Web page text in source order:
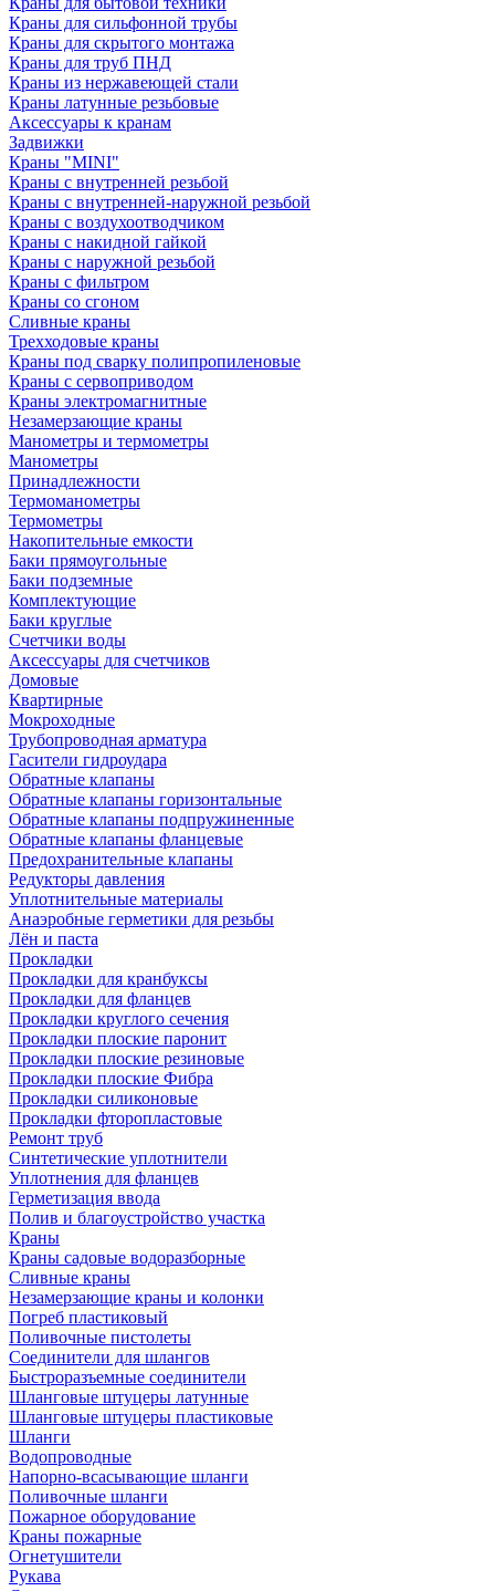
Краны для сильфонной трубы
Краны для скрытого монтажа
Краны для труб ПНД
Краны из нержавеющей стали
Краны латунные резьбовые
Аксессуары к кранам
Задвижки
Краны "MINI"
Краны с внутренней резьбой
Краны с внутренней-наружной резьбой
Краны с воздухоотводчиком
Краны с накидной гайкой
Краны с наружной резьбой
Краны с фильтром
Краны со сгоном
Сливные краны
Трехходовые краны
Краны под сварку полипропиленовые
Краны с сервоприводом
Краны электромагнитные
Незамерзающие краны
Манометры и термометры
Манометры
Принадлежности
Термоманометры
Термометры
Накопительные емкости
Баки прямоугольные
Баки подземные
Комплектующие
Баки круглые
Счетчики воды
Аксессуары для счетчиков
Домовые
Квартирные
Мокроходные
Трубопроводная арматура
Гасители гидроудара
Обратные клапаны
Обратные клапаны горизонтальные
Обратные клапаны подпружиненные
Обратные клапаны фланцевые
Предохранительные клапаны
Редукторы давления
Уплотнительные материалы
Анаэробные герметики для резьбы
Лён и паста
Прокладки
Прокладки для кранбуксы
Прокладки для фланцев
Прокладки круглого сечения
Прокладки плоские паронит
Прокладки плоские резиновые
Прокладки плоские Фибра
Прокладки силиконовые
Прокладки фторопластовые
Ремонт труб
Синтетические уплотнители
Уплотнения для фланцев
Герметизация ввода
Полив и благоустройство участка
Краны
Краны садовые водоразборные
Сливные краны
Незамерзающие краны и колонки
Погреб пластиковый
Поливочные пистолеты
Соединители для шлангов
Быстроразъемные соединители
Шланговые штуцеры латунные
Шланговые штуцеры пластиковые
Шланги
Водопроводные
Напорно-всасывающие шланги
Поливочные шланги
Пожарное оборудование
Краны пожарные
Огнетушители
Рукава